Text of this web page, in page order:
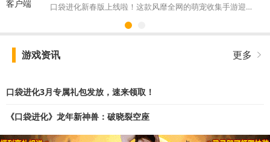
口袋进化新春版上线啦！这款风靡全网的萌宠收集手游迎来...
游戏资讯 更多
口袋进化3月专属礼包发放，速来领取！
《口袋进化》龙年新神兽：破晓裂空座